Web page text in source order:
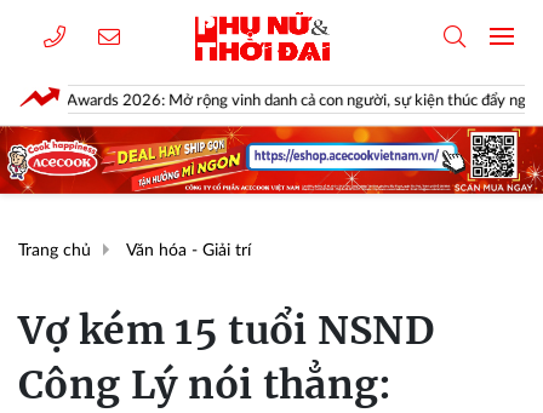
Mở rộng vinh danh cả con người, sự kiện thúc đẩy ngành xe Việt Nam
Trang chủ Văn hóa - Giải trí
Vợ kém 15 tuổi NSND
Công Lý nói thẳng: